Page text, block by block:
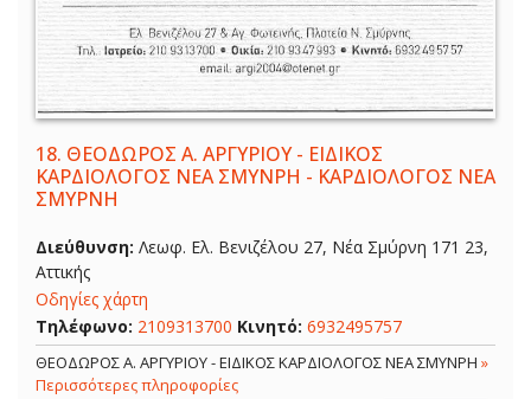
18. ΘΕΟΔΩΡΟΣ Α. ΑΡΓΥΡΙΟΥ - ΕΙΔΙΚΟΣ
ΚΑΡΔΙΟΛΟΓΟΣ ΝΕΑ ΣΜΥΝΡΗ - ΚΑΡΔΙΟΛΟΓΟΣ ΝΕΑ
ΣΜΥΡΝΗ
Διεύθυνση: Λεωφ. Ελ. Βενιζέλου 27, Νέα Σμύρνη 171 23,
Αττικής
Οδηγίες χάρτη
Τηλέφωνο: 2109313700 Κινητό: 6932495757
ΘΕΟΔΩΡΟΣ Α. ΑΡΓΥΡΙΟΥ - ΕΙΔΙΚΟΣ ΚΑΡΔΙΟΛΟΓΟΣ ΝΕΑ ΣΜΥΝΡΗ »
Περισσότερες πληροφορίες